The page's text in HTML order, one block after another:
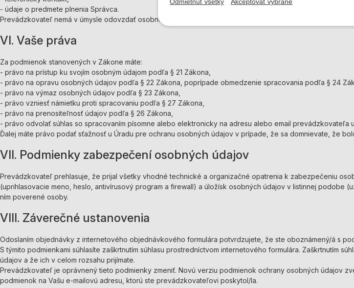
- údaje o predmete plnenia Správca.
Prevádzkovateľ nemá v úmysle odovzdať osobné údaje do tretej krajiny (do krajiny mimo EU) alebo
VI. Vaše práva
Za podmienok stanovených v Zákone máte:
- právo na prístup ku svojím osobným údajom podľa § 21 Zákona,
- právo na opravu osobných údajov podľa § 22 Zákona, poprípade obmedzenie spracovania podľa § 24
- právo na výmaz osobných údajov podľa § 23 Zákona,
- právo vzniesť námietku proti spracovaniu podľa § 27 Zákona,
- právo na prenositeľnosť údajov podľa § 26 Zákona,
- právo odvolať súhlas so spracovaním písomne alebo elektronicky na adresu alebo email prevádzkovateľa
Ďalej máte právo podať sťažnosť u Úradu pre ochranu osobných údajov v prípade, že sa domnievate, že
VII. Podmienky zabezpečení osobných údajov
Prevádzkovateľ prehlasuje, že prijal všetky vhodné technické a organizačné opatrenia k zabezpečeniu
(uprihlasovacie meno, heslo, antivírusový program a firewall) a úložísk osobných údajov v listinnej podobe
ním poverené osoby.
VIII. Záverečné ustanovenia
Odoslaním objednávky z internetového objednávkového formulára potvrdzujete, že ste oboznámený/á s
S týmito podmienkami súhlasíte zaškrtnutím súhlasu prostredníctvom internetového formulára. Zaškrtnutím
údajov a že ich v celom rozsahu prijímate.
Prevádzkovateľ je oprávnený tieto podmienky zmeniť. Novú verziu podmienok ochrany osobných údajov
podmienok na Vašu e-mailovú adresu, ktorú ste prevádzkovateľovi poskytol/la.
Odmietnuť všetky Akceptovať vybrané